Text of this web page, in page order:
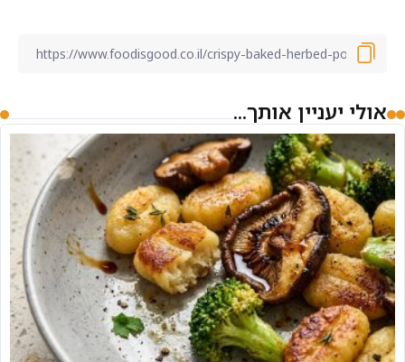
אולי יעניין אותך...